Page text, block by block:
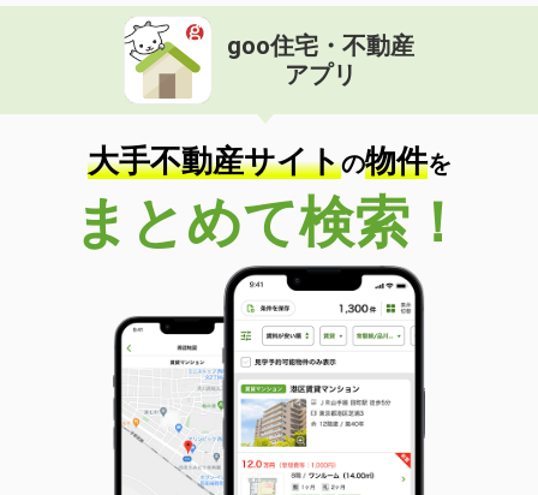
滋賀県大津市馬場３
価 格
住 所
滋賀県大津市馬場３
専有面積 20.81m²
間取り
1K
滋賀県長浜市川崎町
価 格
6.60万円
滋賀県長浜市川崎町
43.94m²
間取り
1LDK
滋賀県守山市水保町
価 格
6.60万円
住 所
滋賀県守山市水保町
専有面積 50.09m²
goo住宅・不動産
アプリ
大手不動産サイトの物件を
まとめて検索！